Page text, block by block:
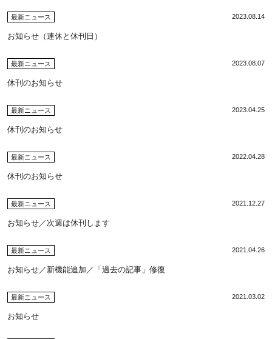
最新ニュース 2023.08.14
お知らせ（連休と休刊日）
最新ニュース 2023.08.07
休刊のお知らせ
最新ニュース 2023.04.25
休刊のお知らせ
最新ニュース 2022.04.28
休刊のお知らせ
最新ニュース 2021.12.27
お知らせ／次週は休刊します
最新ニュース 2021.04.26
お知らせ／新機能追加／「過去の記事」修復
最新ニュース 2021.03.02
お知らせ